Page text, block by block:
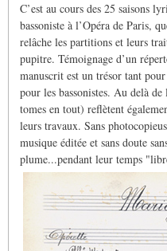
C’est au cours des 25 saisons
bassoniste à l’Opéra de Paris,
relâche les partitions et leurs
pupitre. Témoignage d’un
manuscrit est un trésor tant
pour les bassonistes. Au delà
tomes en tout) reflètent
leurs travaux. Sans
musique éditée et sans doute
plume...pendant leur temps